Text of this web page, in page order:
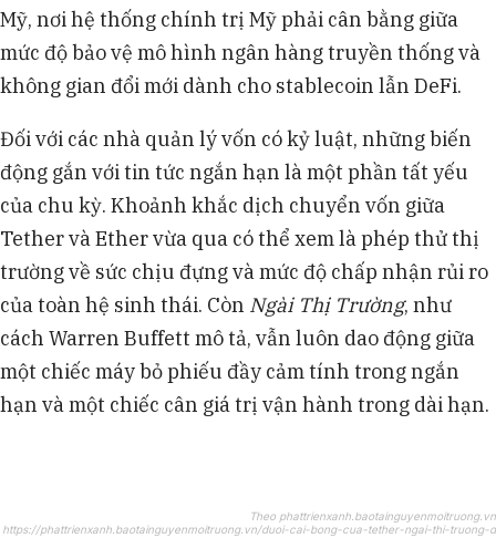
Mỹ, nơi hệ thống chính trị Mỹ phải cân bằng giữa
mức độ bảo vệ mô hình ngân hàng truyền thống và
không gian đổi mới dành cho stablecoin lẫn DeFi.
Đối với các nhà quản lý vốn có kỷ luật, những biến
động gắn với tin tức ngắn hạn là một phần tất yếu
của chu kỳ. Khoảnh khắc dịch chuyển vốn giữa
Tether và Ether vừa qua có thể xem là phép thử thị
trường về sức chịu đựng và mức độ chấp nhận rủi ro
của toàn hệ sinh thái. Còn Ngài Thị Trường, như
cách Warren Buffett mô tả, vẫn luôn dao động giữa
một chiếc máy bỏ phiếu đầy cảm tính trong ngắn
hạn và một chiếc cân giá trị vận hành trong dài hạn.
Theo phattrienxanh.baotainguyenmoitruong.vn
https://phattrienxanh.baotainguyenmoitruong.vn/duoi-cai-bong-cua-tether-ngai-thi-truong-d